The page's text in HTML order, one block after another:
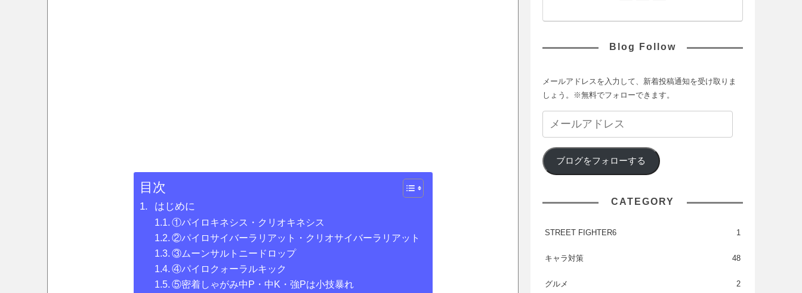
目次
はじめに
①パイロキネシス・クリオキネシス
②パイロサイバーラリアット・クリオサイバーラリアット
③ムーンサルトニードロップ
④パイロクォーラルキック
⑤密着しゃがみ中P・中K・強Pは小技暴れ
Blog Follow
メールアドレスを入力して、新着投稿通知を受け取りま
しょう。※無料でフォローできます。
ブログをフォローする
CATEGORY
STREET FIGHTER6 1
キャラ対策 48
グルメ 2